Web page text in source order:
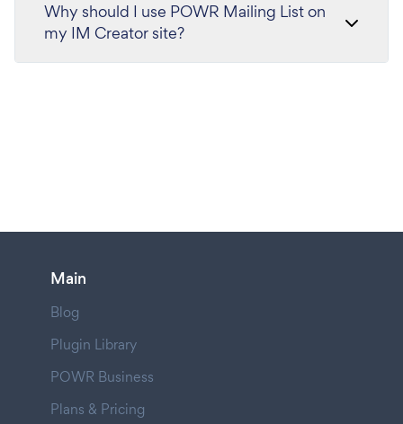
Why should I use POWR Mailing List on
my IM Creator site?
Main
Blog
Plugin Library
POWR Business
Plans & Pricing